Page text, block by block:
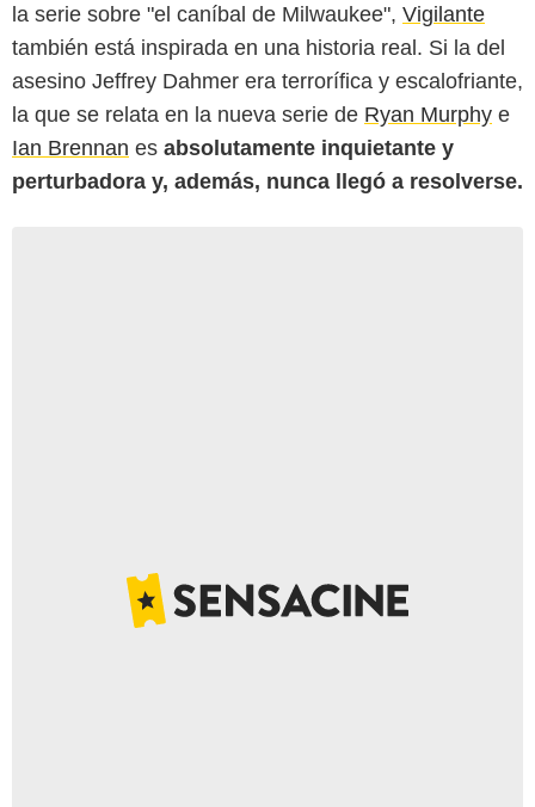
la serie sobre "el caníbal de Milwaukee", Vigilante
también está inspirada en una historia real. Si la del
asesino Jeffrey Dahmer era terrorífica y escalofriante,
la que se relata en la nueva serie de Ryan Murphy e
Ian Brennan es absolutamente inquietante y
perturbadora y, además, nunca llegó a resolverse.